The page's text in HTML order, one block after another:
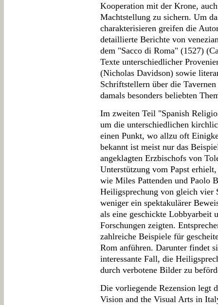
Kooperation mit der Krone,
Machtstellung zu sichern. Um
charakterisieren greifen die
detaillierte Berichte von
dem "Sacco di Roma" (1527)
Texte unterschiedlicher
(Nicholas Davidson) sowie
Schriftstellern über die
damals besonders beliebten
Im zweiten Teil "Spanish
um die unterschiedlichen
einen Punkt, wo allzu oft
bekannt ist meist nur das
angeklagten Erzbischofs von
Unterstützung vom Papst
wie Miles Pattenden und Paolo
Heiligsprechung von gleich vier
weniger ein spektakulärer
als eine geschickte Lobbyarbeit
Forschungen zeigten.
zahlreiche Beispiele für
Rom anführen. Darunter findet
interessante Fall, die
durch verbotene Bilder zu
Die vorliegende Rezension legt
Vision and the Visual Arts in